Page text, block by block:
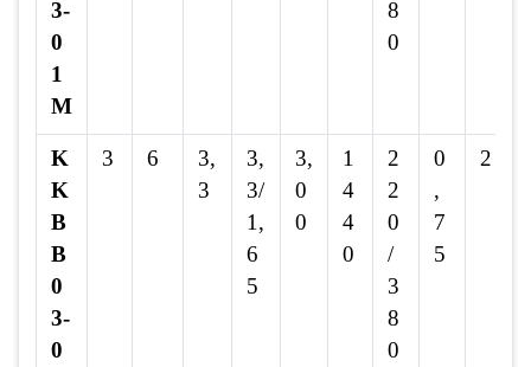
3-
0
1
M
8
0
K
K
B
B
0
3-
0
3 6
3,
3
3,
3/
1,
6
5
3,
0
0
1
4
4
0
2
2
0
/
3
8
0
0
,
7
5
2